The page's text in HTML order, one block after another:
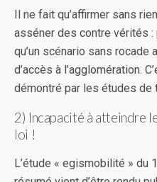
Il ne fait qu’affirmer sans
asséner des contre vérités
qu’un scénario sans
d’accès à l’agglomération.
démontré par les études de
2) Incapacité à atteindre
loi !
L’étude « egismobilité » du